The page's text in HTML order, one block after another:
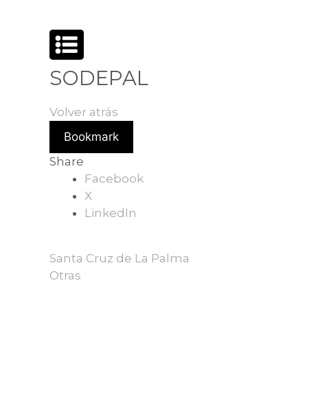
SODEPAL
Volver atrás
Bookmark
Share
Facebook
X
LinkedIn
Santa Cruz de La Palma
Otras